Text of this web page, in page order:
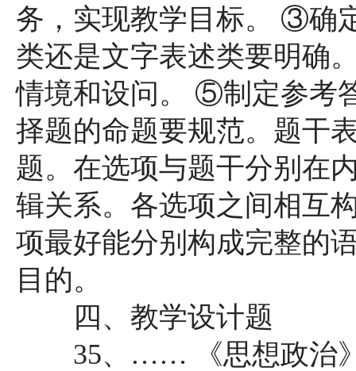
务，实现教学目标。 ③确
类还是文字表述类要明确
情境和设问。 ⑤制定参考
择题的命题要规范。题干
题。在选项与题干分别在
辑关系。各选项之间相互
项最好能分别构成完整的
目的。
四、教学设计题
35、…… 《思想政治》